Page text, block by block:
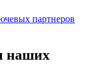
наших